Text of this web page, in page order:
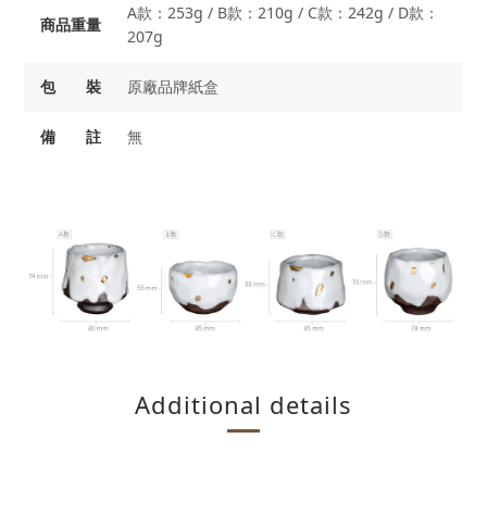
商品重量
A款：253g / B款：210g / C款：242g / D款：
207g
包 裝 原廠品牌紙盒
備 註 無
Additional details